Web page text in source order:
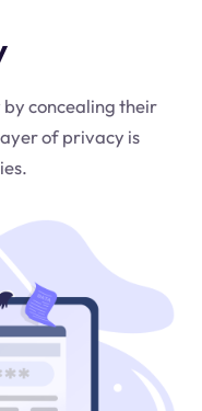
by concealing their
of privacy is